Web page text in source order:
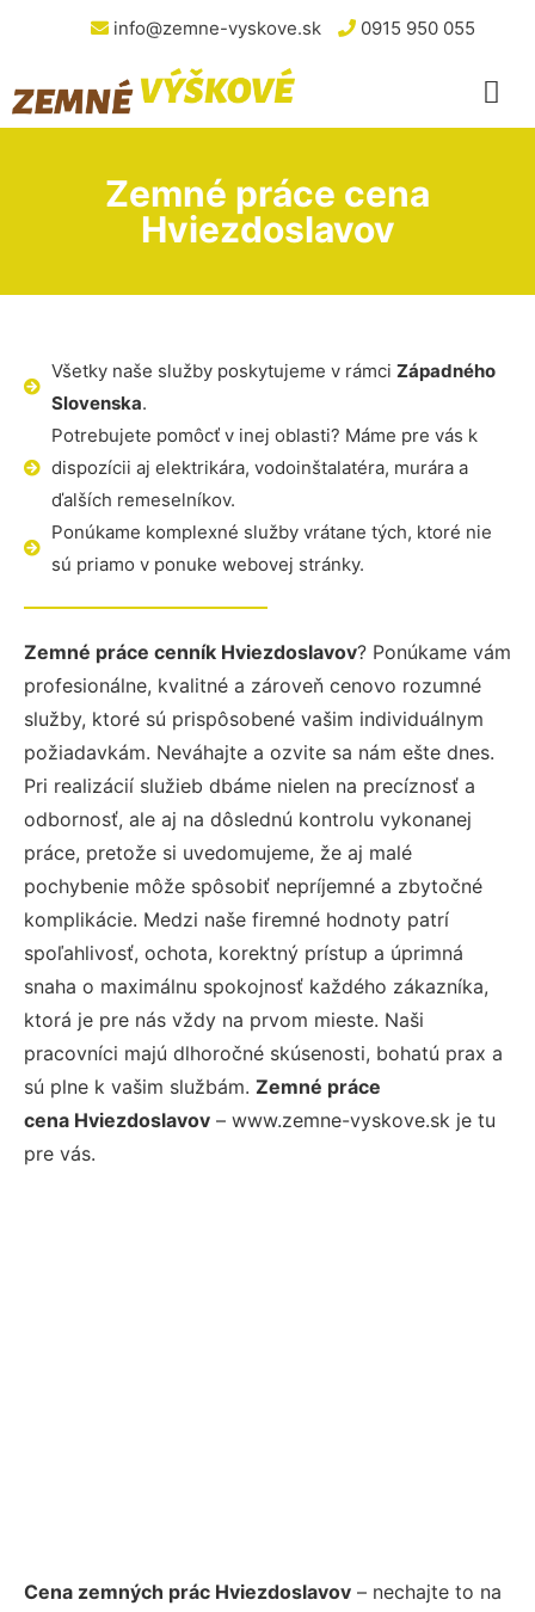
info@zemne-vyskove.sk 0915 950 055
Zemné práce cena
Hviezdoslavov
Všetky naše služby poskytujeme v rámci Západného
Slovenska.
Potrebujete pomôcť v inej oblasti? Máme pre vás k
dispozícii aj elektrikára, vodoinštalatéra, murára a
ďalších remeselníkov.
Ponúkame komplexné služby vrátane tých, ktoré nie
sú priamo v ponuke webovej stránky.
Zemné práce cenník Hviezdoslavov? Ponúkame vám
profesionálne, kvalitné a zároveň cenovo rozumné
služby, ktoré sú prispôsobené vašim individuálnym
požiadavkám. Neváhajte a ozvite sa nám ešte dnes.
Pri realizácií služieb dbáme nielen na precíznosť a
odbornosť, ale aj na dôslednú kontrolu vykonanej
práce, pretože si uvedomujeme, že aj malé
pochybenie môže spôsobiť nepríjemné a zbytočné
komplikácie. Medzi naše firemné hodnoty patrí
spoľahlivosť, ochota, korektný prístup a úprimná
snaha o maximálnu spokojnosť každého zákazníka,
ktorá je pre nás vždy na prvom mieste. Naši
pracovníci majú dlhoročné skúsenosti, bohatú prax a
sú plne k vašim službám. Zemné práce
cena Hviezdoslavov – www.zemne-vyskove.sk je tu
pre vás.
Cena zemných prác Hviezdoslavov – nechajte to na